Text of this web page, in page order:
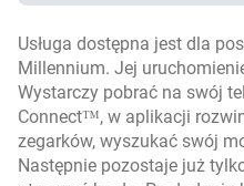
Usługa dostępna jest dla
Millennium. Jej
Wystarczy pobrać na swój
Connect™, w aplikacji
zegarków, wyszukać swój
Następnie pozostaje już